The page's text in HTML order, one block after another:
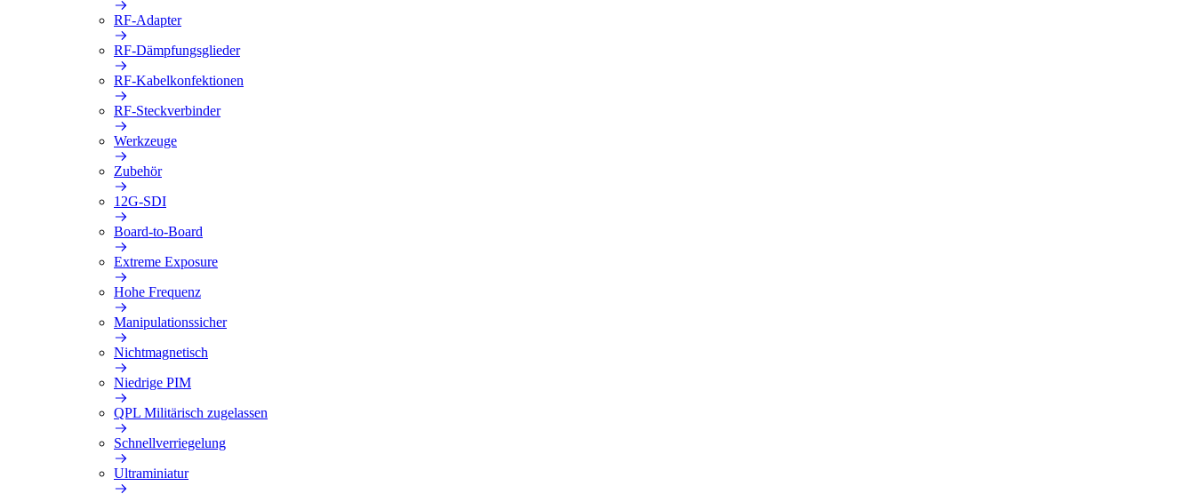
RF-Adapter
RF-Dämpfungsglieder
RF-Kabelkonfektionen
RF-Steckverbinder
Werkzeuge
Zubehör
12G-SDI
Board-to-Board
Extreme Exposure
Hohe Frequenz
Manipulationssicher
Nichtmagnetisch
Niedrige PIM
QPL Militärisch zugelassen
Schnellverriegelung
Ultraminiatur